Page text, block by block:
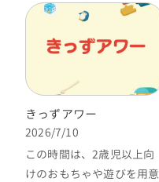
きっずアワー
2026/7/10
この時間は、2歳児以上向
けのおもちゃや遊びを用意